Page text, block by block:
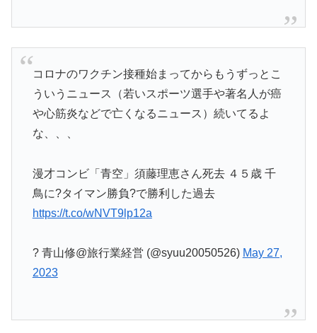
コロナのワクチン接種始まってからもうずっとこ
ういうニュース（若いスポーツ選手や著名人が癌
や心筋炎などで亡くなるニュース）続いてるよ
な、、、
漫才コンビ「青空」須藤理恵さん死去 ４５歳 千
鳥に?タイマン勝負?で勝利した過去
https://t.co/wNVT9lp12a
? 青山修@旅行業経営 (@syuu20050526) May 27,
2023